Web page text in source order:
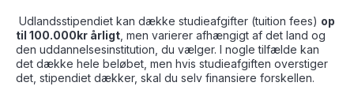
Udlandsstipendiet kan dække studieafgifter (tuition fees) op
til 100.000kr årligt , men varierer afhængigt af det land og
den uddannelsesinstitution, du vælger. I nogle tilfælde kan
det dække hele beløbet, men hvis studieafgiften overstiger
det, stipendiet dækker, skal du selv finansiere forskellen.